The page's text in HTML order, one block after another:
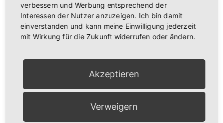
Ausbau Werner-von-Siemensstraße – Auf den
Anstehende Veranstaltungen
verbessern und Werbung entsprechend der
Interessen der Nutzer anzuzeigen. Ich bin damit
einverstanden und kann meine Einwilligung jederzeit
mit Wirkung für die Zukunft widerrufen oder ändern.
Akzeptieren
Verweigern